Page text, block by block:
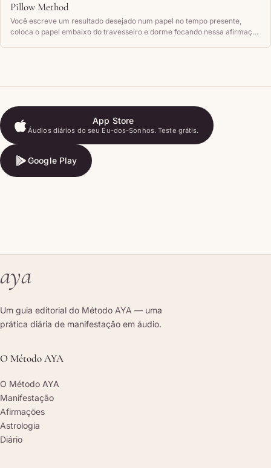
Pillow Method
Você escreve um resultado desejado num papel no tempo presente,
coloca o papel embaixo do travesseiro e dorme focando nessa afirmação
App Store
Áudios diários do seu Eu-dos-Sonhos. Teste grátis.
App Store
Google Play
Google Play
aya
Um guia editorial do Método AYA — uma
prática diária de manifestação em áudio.
O Método AYA
O Método AYA
Manifestação
Afirmações
Astrologia
Diário